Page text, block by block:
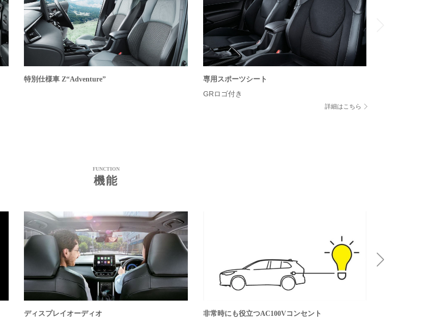
特別仕様車 Z“Adventure” 専用スポーツシート
GRロゴ付き
詳細はこちら
FUNCTION
機能
ディスプレイオーディオ 非常時にも役立つAC100Vコンセント